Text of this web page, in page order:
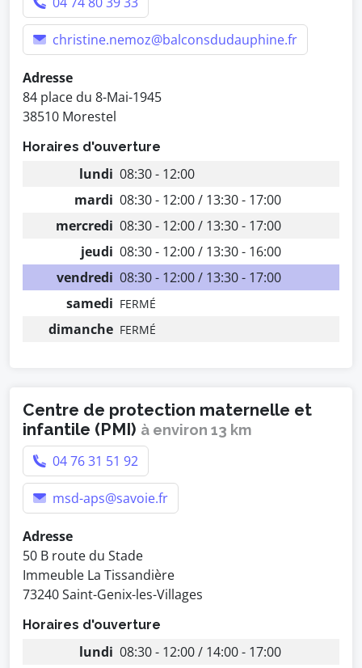
christine.nemoz@balconsdudauphine.fr
Adresse
84 place du 8-Mai-1945
38510 Morestel
Horaires d'ouverture
lundi 08:30 - 12:00
mardi 08:30 - 12:00 / 13:30 - 17:00
mercredi 08:30 - 12:00 / 13:30 - 17:00
jeudi 08:30 - 12:00 / 13:30 - 16:00
vendredi 08:30 - 12:00 / 13:30 - 17:00
samedi FERMÉ
dimanche FERMÉ
Centre de protection maternelle et
infantile (PMI) à environ 13 km
04 76 31 51 92
msd-aps@savoie.fr
Adresse
50 B route du Stade
Immeuble La Tissandière
73240 Saint-Genix-les-Villages
Horaires d'ouverture
lundi 08:30 - 12:00 / 14:00 - 17:00